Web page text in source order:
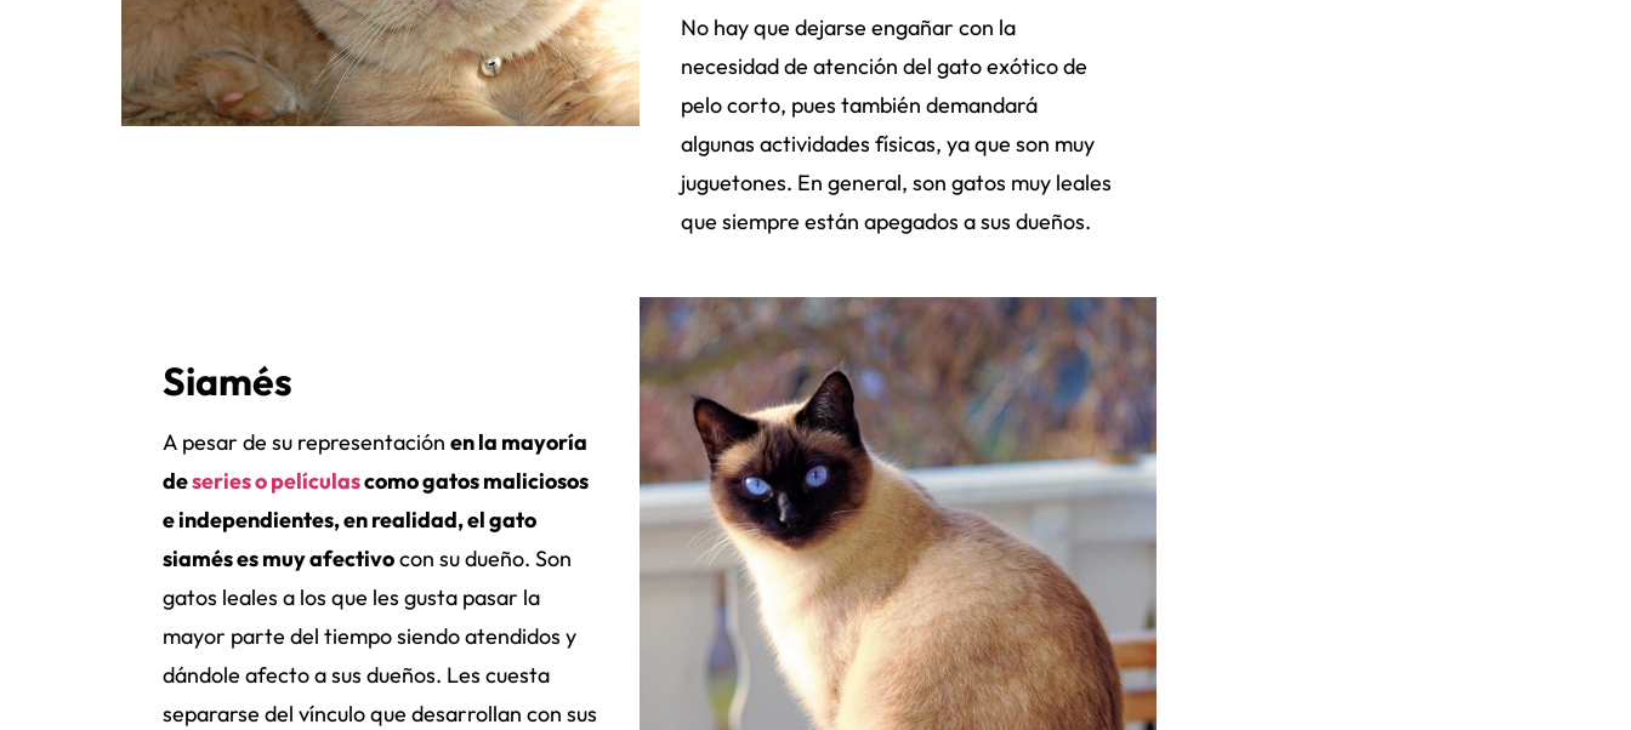
No hay que dejarse engañar con la
necesidad de atención del gato exótico de
pelo corto, pues también demandará
algunas actividades físicas, ya que son muy
juguetones. En general, son gatos muy leales
que siempre están apegados a sus dueños.
Siamés
A pesar de su representaciónen la mayoría
deseries o películascomo gatos maliciosos
e independientes, en realidad, el gato
siamés es muy afectivocon su dueño. Son
gatos leales a los que les gusta pasar la
mayor parte del tiempo siendo atendidos y
dándole afecto a sus dueños. Les cuesta
separarse del vínculo que desarrollan con sus